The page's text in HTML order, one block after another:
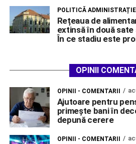
POLITICĂ ADMINISTRAȚIE
Rețeaua de
extinsă în două sate
În ce stadiu este
OPINII
OPINII - COMENTARII
Ajutoare pentru
primește bani în
depună cerere
OPINII - COMENTARII